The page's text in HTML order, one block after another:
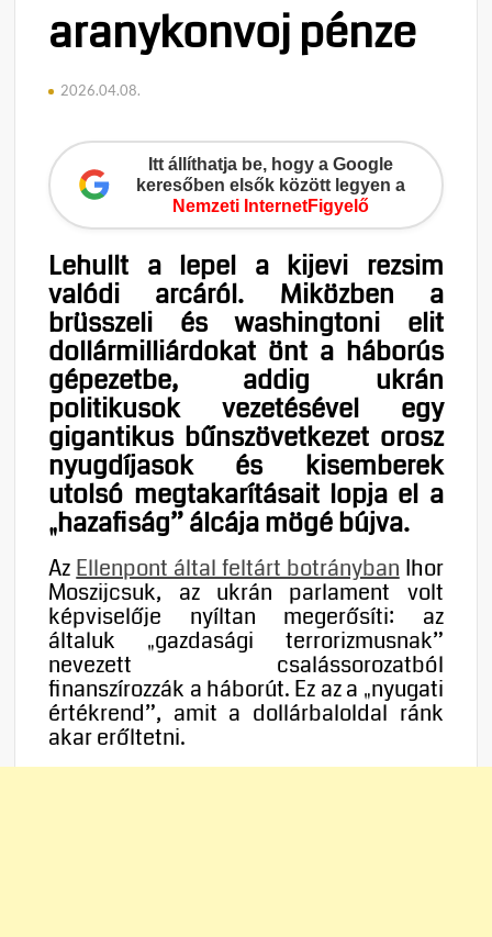
aranykonvoj pénze
2026.04.08.
Itt állíthatja be, hogy a Google
keresőben elsők között legyen a
Nemzeti InternetFigyelő
Lehullt a lepel a kijevi rezsim
valódi arcáról. Miközben a
brüsszeli és washingtoni elit
dollármilliárdokat önt a háborús
gépezetbe, addig ukrán
politikusok vezetésével egy
gigantikus bűnszövetkezet orosz
nyugdíjasok és kisemberek
utolsó megtakarításait lopja el a
„hazafiság” álcája mögé bújva.
AzEllenpont által feltárt botránybanIhor
Moszijcsuk, az ukrán parlament volt
képviselője nyíltan megerősíti: az
általuk „gazdasági terrorizmusnak”
nevezett csalássorozatból
finanszírozzák a háborút. Ez az a „nyugati
értékrend”, amit a dollárbaloldal ránk
akar erőltetni.